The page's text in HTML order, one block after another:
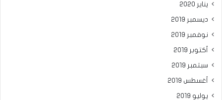
يناير 2020
ديسمبر 2019
نوفمبر 2019
أكتوبر 2019
سبتمبر 2019
أغسطس 2019
يوليو 2019